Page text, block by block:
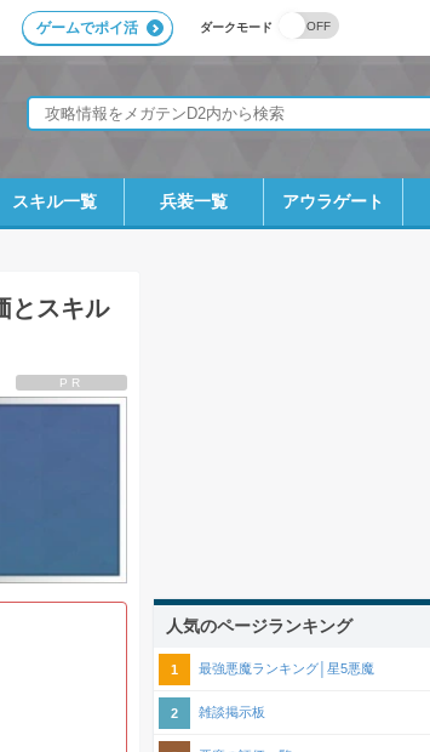
ダークモード
ゲームでポイ活
スキル一覧 兵装一覧 アウラゲート
とスキル
PR
人気のページランキング
最強悪魔ランキング│星5悪魔
雑談掲示板